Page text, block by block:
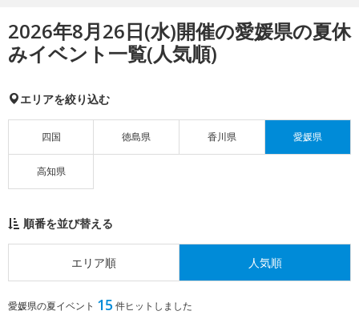
2026年8月26日(水)開催の愛媛県の夏休
みイベント一覧(人気順)
エリアを絞り込む
四国 徳島県 香川県 愛媛県
高知県
順番を並び替える
エリア順 人気順
愛媛県の夏イベント 15 件ヒットしました